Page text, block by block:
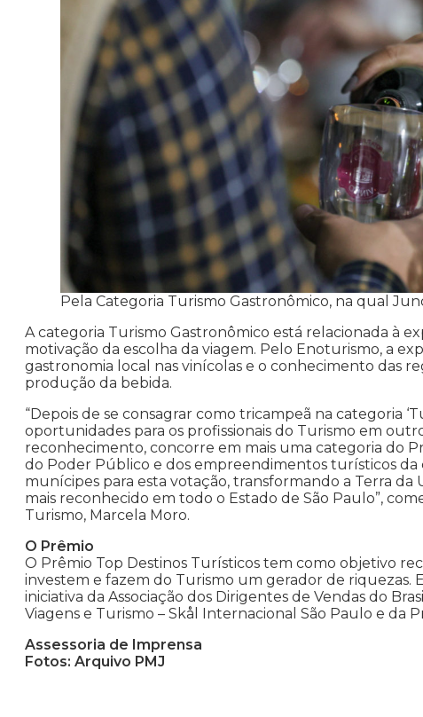
Pela Categoria Turismo Gastronômico, na qual
A categoria Turismo Gastronômico está relacionada à
motivação da escolha da viagem. Pelo Enoturismo, a
gastronomia local nas vinícolas e o conhecimento das
produção da bebida.
“Depois de se consagrar como tricampeã na categoria
oportunidades para os profissionais do Turismo em
reconhecimento, concorre em mais uma categoria do
do Poder Público e dos empreendimentos turísticos
munícipes para esta votação, transformando a Terra
mais reconhecido em todo o Estado de São Paulo”,
Turismo, Marcela Moro.
O Prêmio
O Prêmio Top Destinos Turísticos tem como objetivo
investem e fazem do Turismo um gerador de riquezas.
iniciativa da Associação dos Dirigentes de Vendas do
Viagens e Turismo – Skål Internacional São Paulo e da
Assessoria de Imprensa
Fotos: Arquivo PMJ